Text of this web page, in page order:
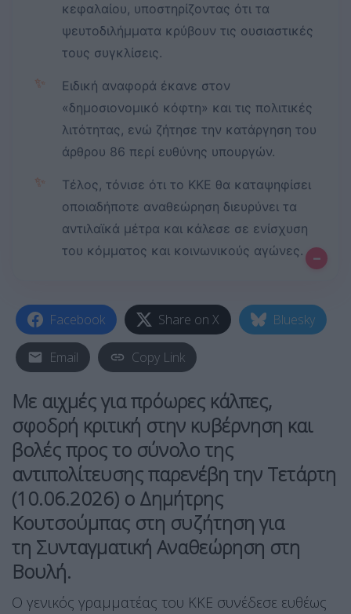
κεφαλαίου, υποστηρίζοντας ότι τα
ψευτοδιλήμματα κρύβουν τις ουσιαστικές
τους συγκλίσεις.
✨
Ειδική αναφορά έκανε στον
«δημοσιονομικό κόφτη» και τις πολιτικές
λιτότητας, ενώ ζήτησε την κατάργηση του
άρθρου 86 περί ευθύνης υπουργών.
✨
Τέλος, τόνισε ότι το ΚΚΕ θα καταψηφίσει
οποιαδήποτε αναθεώρηση διευρύνει τα
αντιλαϊκά μέτρα και κάλεσε σε ενίσχυση
του κόμματος και κοινωνικούς αγώνες.
–
Facebook Share on X Bluesky
Email Copy Link
Με αιχμές για πρόωρες κάλπες,
σφοδρή κριτική στην κυβέρνηση και
βολές προς το σύνολο της
αντιπολίτευσης παρενέβη την Τετάρτη
(10.06.2026) ο Δημήτρης
Κουτσούμπας στη συζήτηση για
τη Συνταγματική Αναθεώρηση στη
Βουλή.
Ο γενικός γραμματέας του ΚΚΕ συνέδεσε ευθέως